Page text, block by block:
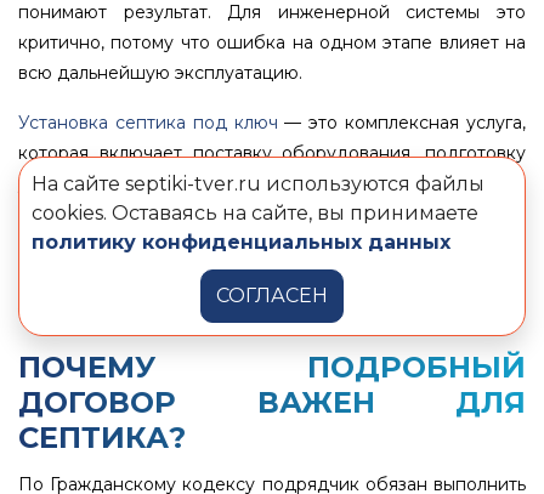
понимают результат. Для инженерной системы это
критично, потому что ошибка на одном этапе влияет на
всю дальнейшую эксплуатацию.
Установка септика под ключ — это комплексная услуга,
которая включает поставку оборудования, подготовку
участка, монтаж, подключение, пусконаладку и сдачу
результата заказчику. Для частного объекта такой
формат нужен затем, чтобы септик был смонтирован по
технологии, а объем работ, цена, сроки и приемка были
заранее зафиксированы в договоре и смете.
ПОЧЕМУ ПОДРОБНЫЙ
ДОГОВОР ВАЖЕН ДЛЯ
СЕПТИКА?
По Гражданскому кодексу подрядчик обязан выполнить
На сайте septiki-tver.ru используются файлы
cookies. Оставаясь на сайте, вы принимаете
политику конфиденциальных данных
СОГЛАСЕН